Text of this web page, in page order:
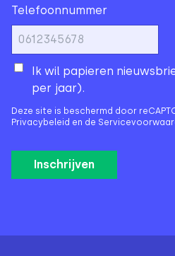
Telefoonnummer
Ik wil papieren
per jaar).
Deze site is beschermd door
Privacybeleid en de